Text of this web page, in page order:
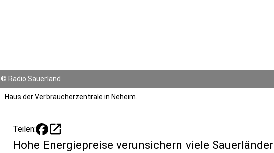
© Radio Sauerland
Haus der Verbraucherzentrale in Neheim.
Teilen: open_in_new
Hohe Energiepreise verunsichern viele Sauerländer